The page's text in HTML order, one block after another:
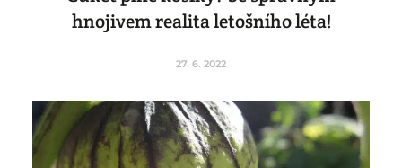
hnojivem realita letošního léta!
27. 6. 2022